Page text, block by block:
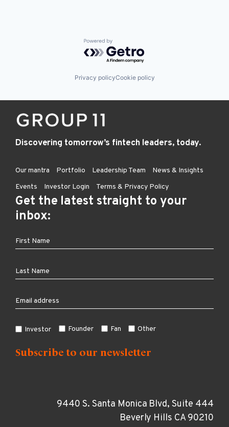
Powered by Getro.com
Privacy policyCookie policy
Discovering tomorrow’s fintech leaders, today.
Our mantra Portfolio Leadership Team
News & Insights
Events
Investor Login Terms & Privacy Policy
Get the latest straight to your
inbox:
Investor Founder Fan Other
9440 S. Santa Monica Blvd, Suite 444
Beverly Hills CA 90210